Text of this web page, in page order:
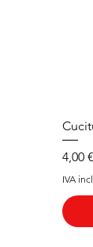
Prezzo
4,00 €
IVA